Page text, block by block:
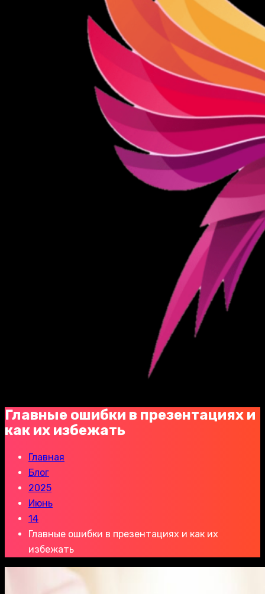
Главные ошибки в презентациях и
как их избежать
Главная
Блог
2025
Июнь
14
Главные ошибки в презентациях и как их
избежать